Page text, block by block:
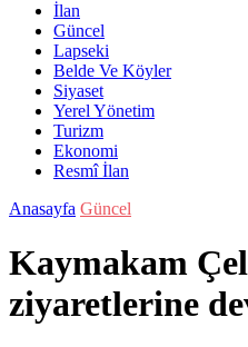
İlan
Güncel
Lapseki
Belde Ve Köyler
Siyaset
Yerel Yönetim
Turizm
Ekonomi
Resmî İlan
Anasayfa Güncel
Kaymakam
ziyaretlerine